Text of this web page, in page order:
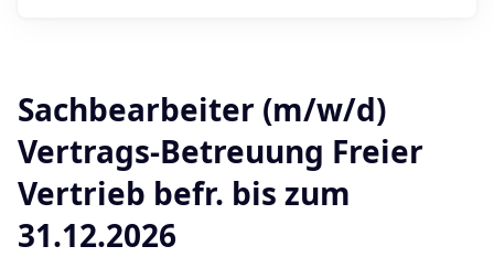
Sachbearbeiter (m/w/d)
Vertrags-Betreuung Freier
Vertrieb befr. bis zum
31.12.2026